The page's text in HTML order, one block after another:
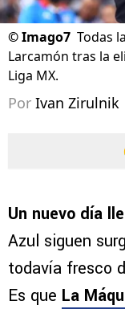
©Imago7 Todas
Larcamón tras la
Liga MX.
Por Ivan Zirulnik
Un nuevo día
Azul siguen
todavía fresco
Es que La